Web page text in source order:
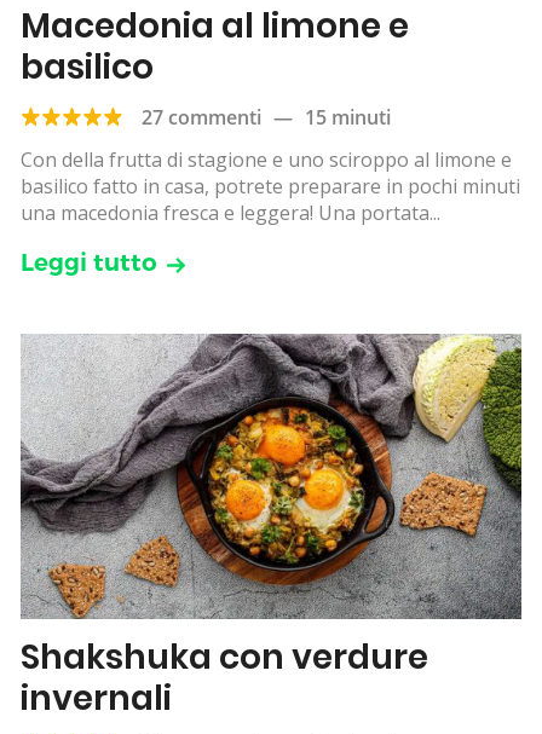
Macedonia al limone e
basilico
27 commenti — 15 minuti
Con della frutta di stagione e uno sciroppo al limone e
basilico fatto in casa, potrete preparare in pochi minuti
una macedonia fresca e leggera! Una portata...
Leggi tutto
Shakshuka con verdure
invernali